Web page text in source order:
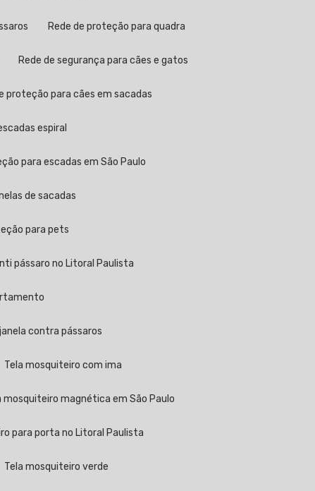
Rede de proteção para quadra
Rede de segurança para cães e gatos
proteção para cães em sacadas
espiral
para escadas em São Paulo
de sacadas
para pets
pássaro no Litoral Paulista
janela contra pássaros
Tela mosquiteiro com ima
mosquiteiro magnética em São Paulo
para porta no Litoral Paulista
Tela mosquiteiro verde